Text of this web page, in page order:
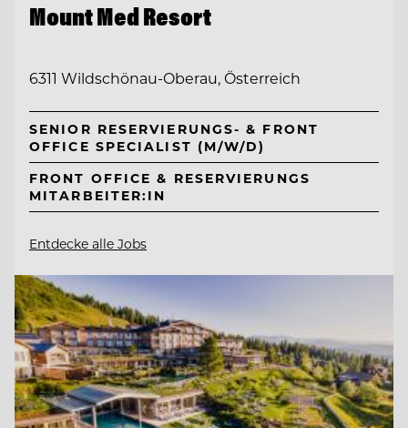
Mount Med Resort
6311 Wildschönau-Oberau, Österreich
SENIOR RESERVIERUNGS- & FRONT
OFFICE SPECIALIST (M/W/D)
FRONT OFFICE & RESERVIERUNGS
MITARBEITER:IN
Entdecke alle Jobs